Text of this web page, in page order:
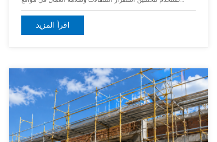
البناء. تساعد أنظمة الدعم هذه على توسيع العرض الأساسي
اقرأ المزيد